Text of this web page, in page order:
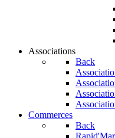
Associations
Back
Commerces
Back